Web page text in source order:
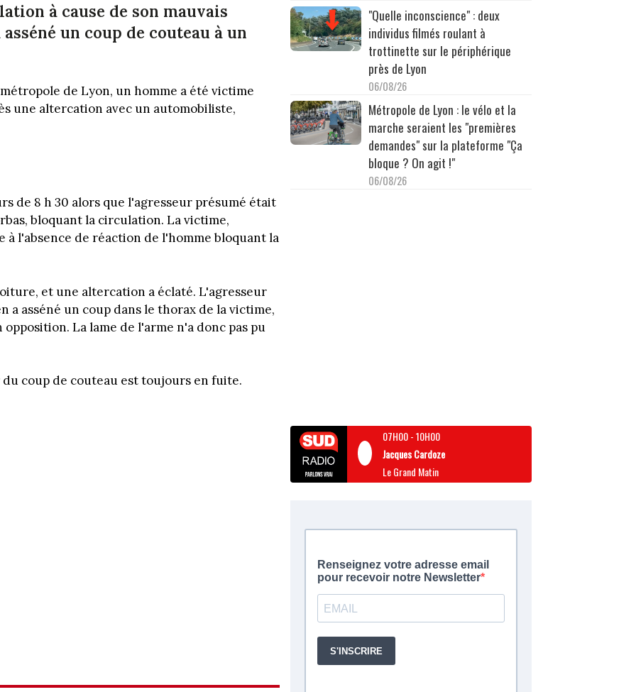
à cause de son mauvais
un coup de couteau à un
de Lyon, un homme a été victime
une altercation avec un automobiliste,
de 8 h 30 alors que l'agresseur présumé était
bloquant la circulation. La victime,
à l'absence de réaction de l'homme bloquant la
et une altercation a éclaté. L'agresseur
a asséné un coup dans le thorax de la victime,
La lame de l'arme n'a donc pas pu
coup de couteau est toujours en fuite.
"Quelle inconscience" : deux
individus filmés roulant à
trottinette sur le périphérique
près de Lyon
06/08/26
Métropole de Lyon : le vélo et la
marche seraient les "premières
demandes" sur la plateforme "Ça
bloque ? On agit !"
06/08/26
07H00-10H00
Jacques Cardoze
Le Grand Matin